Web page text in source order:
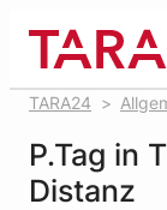
springen
TARA24
P.Tag in
Distanz